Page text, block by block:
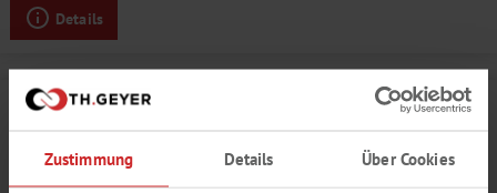
Zustimmung Details Über Cookies
Details